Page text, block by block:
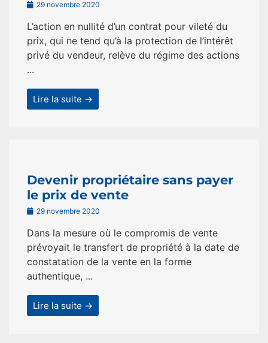
29 novembre 2020
L’action en nullité d’un contrat pour vileté du
prix, qui ne tend qu’à la protection de l’intérêt
privé du vendeur, relève du régime des actions
...
Lire la suite →
Devenir propriétaire sans payer
le prix de vente
29 novembre 2020
Dans la mesure où le compromis de vente
prévoyait le transfert de propriété à la date de
constatation de la vente en la forme
authentique, ...
Lire la suite →